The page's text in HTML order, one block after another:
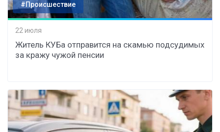
#Происшествие
22 июля
Житель КУБа отправится на скамью подсудимых
за кражу чужой пенсии